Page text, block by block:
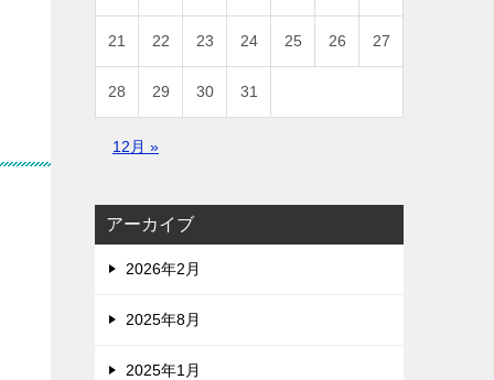
21 22 23 24 25 26 27
28 29 30 31
12月 »
アーカイブ
2026年2月
2025年8月
2025年1月